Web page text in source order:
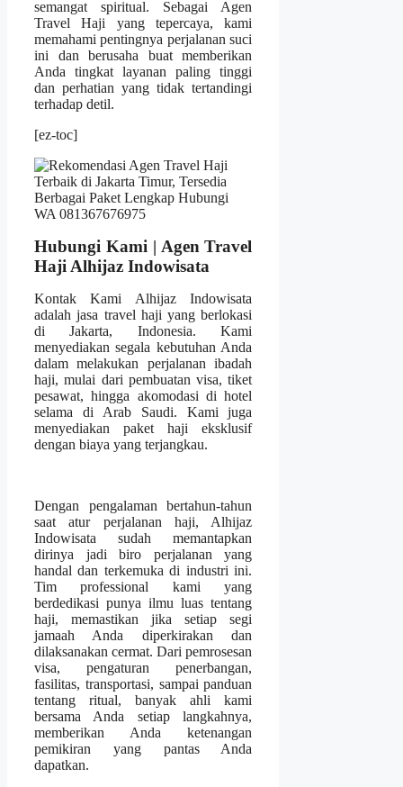
semangat spiritual. Sebagai Agen
Travel Haji yang tepercaya, kami
memahami pentingnya perjalanan suci
ini dan berusaha buat memberikan
Anda tingkat layanan paling tinggi
dan perhatian yang tidak tertandingi
terhadap detil.
[ez-toc]
Hubungi Kami | Agen Travel
Haji Alhijaz Indowisata
Kontak Kami Alhijaz Indowisata
adalah jasa travel haji yang berlokasi
di Jakarta, Indonesia. Kami
menyediakan segala kebutuhan Anda
dalam melakukan perjalanan ibadah
haji, mulai dari pembuatan visa, tiket
pesawat, hingga akomodasi di hotel
selama di Arab Saudi. Kami juga
menyediakan paket haji eksklusif
dengan biaya yang terjangkau.
Dengan pengalaman bertahun-tahun
saat atur perjalanan haji, Alhijaz
Indowisata sudah memantapkan
dirinya jadi biro perjalanan yang
handal dan terkemuka di industri ini.
Tim professional kami yang
berdedikasi punya ilmu luas tentang
haji, memastikan jika setiap segi
jamaah Anda diperkirakan dan
dilaksanakan cermat. Dari pemrosesan
visa, pengaturan penerbangan,
fasilitas, transportasi, sampai panduan
tentang ritual, banyak ahli kami
bersama Anda setiap langkahnya,
memberikan Anda ketenangan
pemikiran yang pantas Anda
dapatkan.